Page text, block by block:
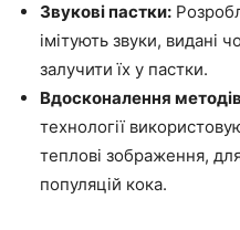
Звукові пастки:
імітують звуки, видані
залучити їх у пастки.
Вдосконалення
технології
теплові зображення,
популяцій кока.